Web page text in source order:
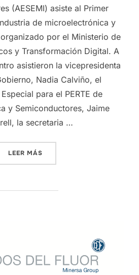
(AESEMI) asiste al Primer
de microelectrónica y
por el Ministerio de
y Transformación Digital. A
asistieron la vicepresidenta
Nadia Calviño, el
para el PERTE de
y Semiconductores, Jaime
la secretaria …
LEER MÁS